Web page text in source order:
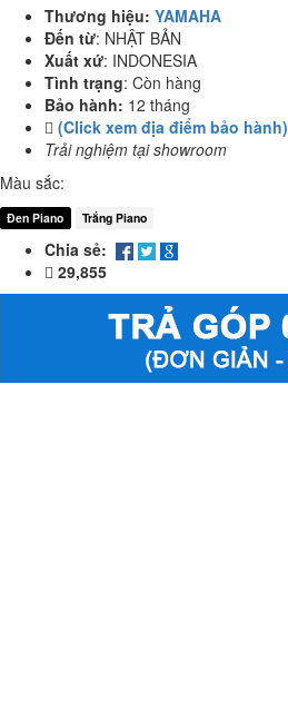
Thương hiệu: YAMAHA
Đến từ: NHẬT BẢN
Xuất xứ: INDONESIA
Tình trạng: Còn hàng
Bảo hành: 12 tháng
(Click xem địa điểm bảo hành)
Trải nghiệm tại showroom
Màu sắc:
Đen Piano Trắng Piano
Chia sẻ:
29,855